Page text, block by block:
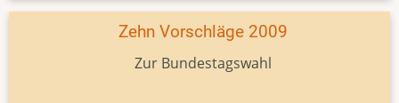
Zehn Vorschläge 2009
Zur Bundestagswahl